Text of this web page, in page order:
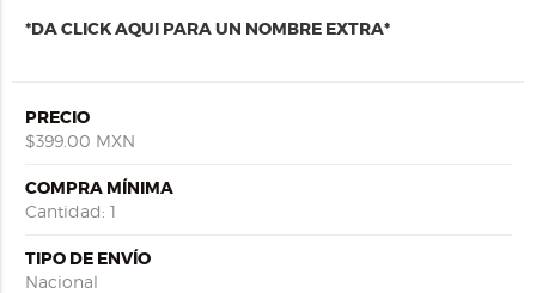
*DA CLICK AQUI PARA UN NOMBRE EXTRA*
PRECIO
$399.00 MXN
COMPRA MÍNIMA
Cantidad: 1
TIPO DE ENVÍO
Nacional